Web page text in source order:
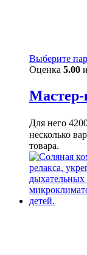
Выберите
Оценка 5.00
Мастер-
Для него
несколько
товара.